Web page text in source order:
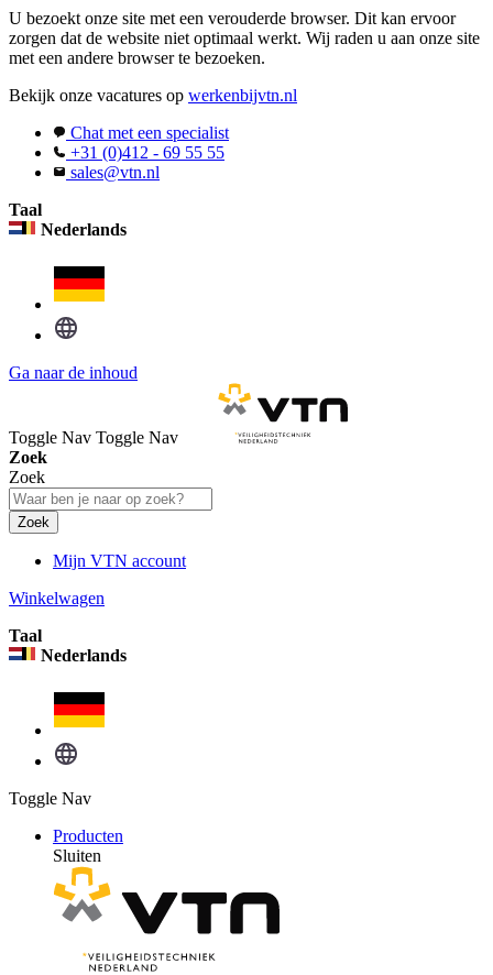
U bezoekt onze site met een verouderde browser. Dit kan ervoor
zorgen dat de website niet optimaal werkt. Wij raden u aan onze site
met een andere browser te bezoeken.
Bekijk onze vacatures op werkenbijvtn.nl
Chat met een specialist
+31 (0)412 - 69 55 55
sales@vtn.nl
Taal
Nederlands
Ga naar de inhoud
Toggle Nav Toggle Nav
Zoek
Zoek
Zoek
Mijn VTN account
Winkelwagen
Taal
Nederlands
Toggle Nav
Producten
Sluiten